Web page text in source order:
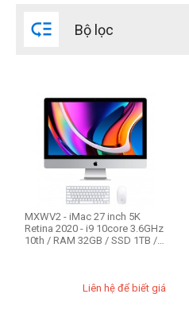
0 đ
2019
2017
2015
2014
2013
CPU Mac
Intel Core i5
 Bộ lọc
MXWV2 - iMac 27 inch 5K
Retina 2020 - i9 10core 3.6GHz
10th / RAM 32GB / SSD 1TB /
Liên hệ để biết giá